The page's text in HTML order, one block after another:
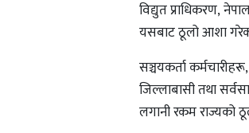
विद्युत प्राधिकरण,
यसबाट ठूलो आशा
सञ्चयकर्ता
जिल्लाबासी तथा
लगानी रकम राज्यको